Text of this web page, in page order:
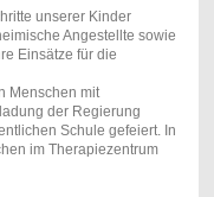
unserer Kinder
Angestellte sowie
Einsätze für die
mit
der Regierung
Schule gefeiert. In
im Therapiezentrum